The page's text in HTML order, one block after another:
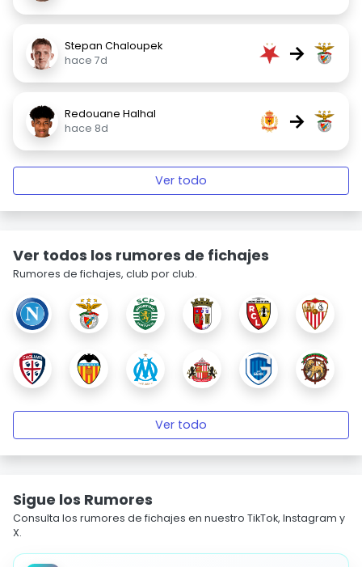
Stepan Chaloupek
hace 7d
→
Redouane Halhal
hace 8d
→
Ver todo
Ver todos los rumores de fichajes
Rumores de fichajes, club por club.
Ver todo
Sigue los Rumores
Consulta los rumores de fichajes en nuestro TikTok, Instagram y
X.